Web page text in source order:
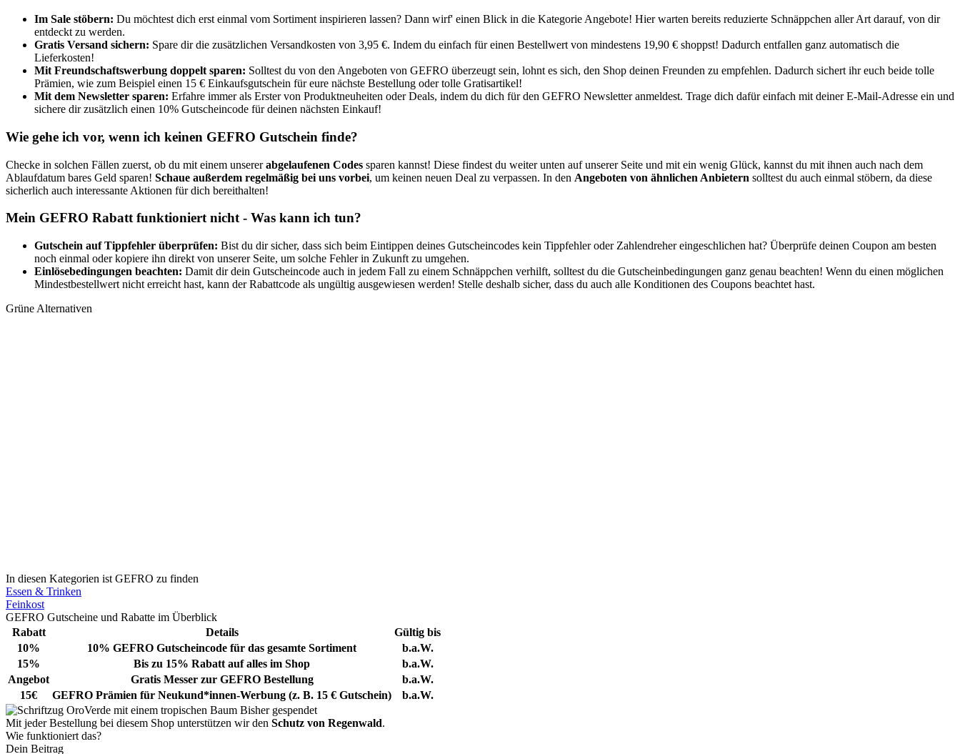
Im Sale stöbern: Du möchtest dich erst einmal vom Sortiment inspirieren lassen? Dann wirf' einen Blick in die Kategorie Angebote! Hier warten bereits reduzierte Schnäppchen aller Art darauf, von dir
entdeckt zu werden.
Gratis Versand sichern: Spare dir die zusätzlichen Versandkosten von 3,95 €. Indem du einfach für einen Bestellwert von mindestens 19,90 € shoppst! Dadurch entfallen ganz automatisch die
Lieferkosten!
Mit Freundschaftswerbung doppelt sparen: Solltest du von den Angeboten von GEFRO überzeugt sein, lohnt es sich, den Shop deinen Freunden zu empfehlen. Dadurch sichert ihr euch beide tolle
Prämien, wie zum Beispiel einen 15 € Einkaufsgutschein für eure nächste Bestellung oder tolle Gratisartikel!
Mit dem Newsletter sparen: Erfahre immer als Erster von Produktneuheiten oder Deals, indem du dich für den GEFRO Newsletter anmeldest. Trage dich dafür einfach mit deiner E-Mail-Adresse ein und
sichere dir zusätzlich einen 10% Gutscheincode für deinen nächsten Einkauf!
Wie gehe ich vor, wenn ich keinen GEFRO Gutschein finde?
Checke in solchen Fällen zuerst, ob du mit einem unsererabgelaufenen Codes sparen kannst! Diese findest du weiter unten auf unserer Seite und mit ein wenig Glück, kannst du mit ihnen auch nach dem
Ablaufdatum bares Geld sparen! Schaue außerdem regelmäßig bei uns vorbei, um keinen neuen Deal zu verpassen. In den Angeboten von ähnlichen Anbietern solltest du auch einmal stöbern, da diese
sicherlich auch interessante Aktionen für dich bereithalten!
Mein GEFRO Rabatt funktioniert nicht - Was kann ich tun?
Gutschein auf Tippfehler überprüfen: Bist du dir sicher, dass sich beim Eintippen deines Gutscheincodes kein Tippfehler oder Zahlendreher eingeschlichen hat? Überprüfe deinen Coupon am besten
noch einmal oder kopiere ihn direkt von unserer Seite, um solche Fehler in Zukunft zu umgehen.
Einlösebedingungen beachten: Damit dir dein Gutscheincode auch in jedem Fall zu einem Schnäppchen verhilft, solltest du die Gutscheinbedingungen ganz genau beachten! Wenn du einen möglichen
Mindestbestellwert nicht erreicht hast, kann der Rabattcode als ungültig ausgewiesen werden! Stelle deshalb sicher, dass du auch alle Konditionen des Coupons beachtet hast.
Grüne Alternativen
In diesen Kategorien ist GEFRO zu finden
Essen & Trinken
Feinkost
GEFRO Gutscheine und Rabatte im Überblick
Rabatt
Details
Gültig bis
10%
10% GEFRO Gutscheincode für das gesamte Sortiment
b.a.W.
15%
Bis zu 15% Rabatt auf alles im Shop
b.a.W.
Angebot
Gratis Messer zur GEFRO Bestellung
b.a.W.
15€
GEFRO Prämien für Neukund*innen-Werbung (z. B. 15 € Gutschein)
b.a.W.
Bisher gespendet
Mit jeder Bestellung bei diesem Shop unterstützen wir den Schutz von Regenwald.
Wie funktioniert das?
Dein Beitrag